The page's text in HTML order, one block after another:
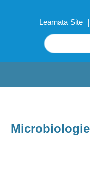
Learnata Site |
Microbiologie